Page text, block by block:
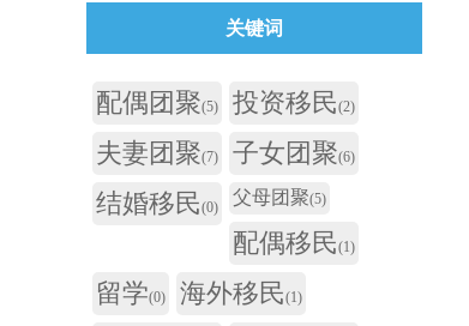
关键词
配偶团聚(5) 投资移民(2)
夫妻团聚(7) 子女团聚(6)
结婚移民(0) 父母团聚(5)
配偶移民(1)
留学(0) 海外移民(1)